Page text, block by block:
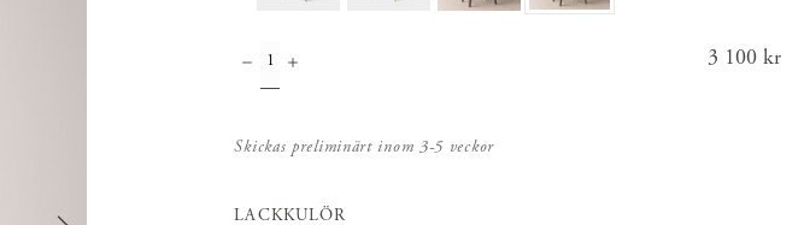
Pris:
3 100 kr
Skickas preliminärt inom 3-5 veckor
LACKKULÖR